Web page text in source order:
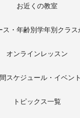
お近くの教室
ス・年齢別学年別クラス
オンラインレッスン
スケジュール・イベント
トピックス一覧